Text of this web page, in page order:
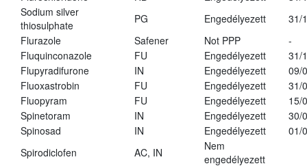
Sodium silver
thiosulphate
PG Engedélyezett
31/
Flurazole
Safener Not PPP
-
Fluquinconazole
FU Engedélyezett
31/
Flupyradifurone
IN Engedélyezett
09/
Fluoxastrobin
FU Engedélyezett
31/
Fluopyram
FU Engedélyezett
15/
Spinetoram
IN Engedélyezett
30/
Spinosad
IN Engedélyezett
01/
Spirodiclofen
AC, IN
Nem
engedélyezett